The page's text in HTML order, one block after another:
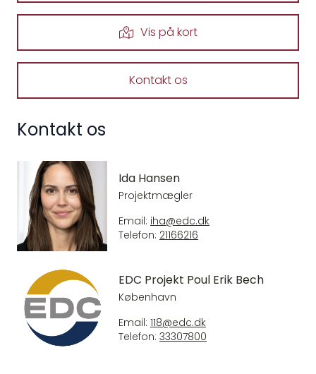
Vis på kort
Kontakt os
Kontakt os
Ida Hansen
Projektmægler
Email: iha@edc.dk
Telefon: 21166216
EDC Projekt Poul Erik Bech
København
Email: 118@edc.dk
Telefon: 33307800